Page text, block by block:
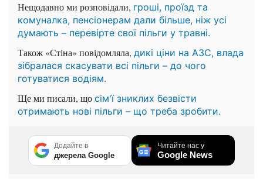
Нещодавно ми розповідали, гроші, проїзд та
комуналка, пенсіонерам дали більше, ніж усі
думають – перевірте свої пільги у травні.
Також «Стіна» повідомляла, дикі ціни на АЗС, влада
зібралася скасувати всі пільги – до чого
готуватися водіям.
Ще ми писали, що сім'ї зниклих безвісти
отримають нові пільги – що треба зробити.
Додайте в
джерела Google
Читайте нас у
Google News